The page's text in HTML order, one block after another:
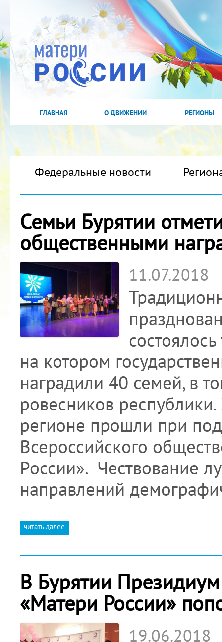
ГЛАВНАЯ О ДВИЖЕНИИ РЕГИОНЫ
Федеральные новости
Семьи Бурятии
общественными
11.07.2018
на котором
наградили 40 семей, в
ровесников
регионе прошли при
Всероссийского
России». Чествование
направлений
читать далее
В Бурятии
«Матери России»
19.06.2018